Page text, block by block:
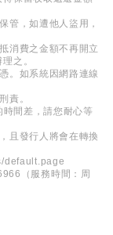
管，如遭他人盜用，
消費之金額不再開立
之。
。如系統因網路連線
責。
間差，請您耐心等
且發行人將會在轉換
default.page
（服務時間：周